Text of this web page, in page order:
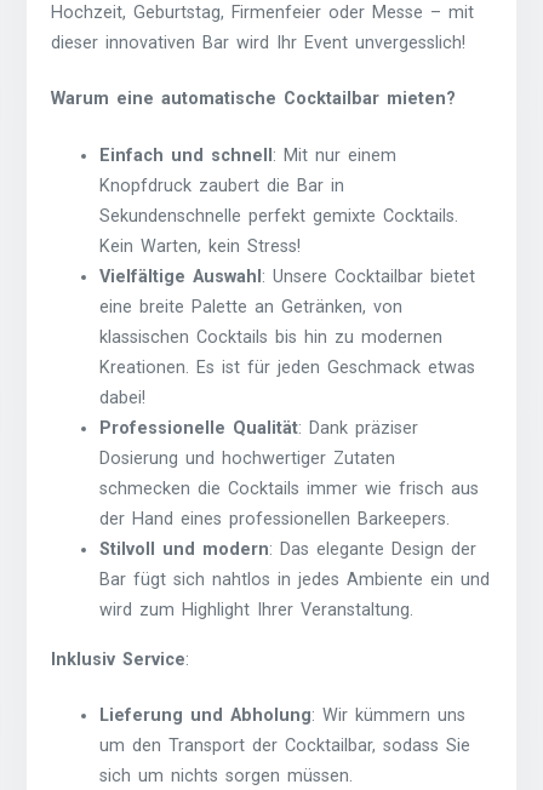
Hochzeit, Geburtstag, Firmenfeier oder Messe – mit
dieser innovativen Bar wird Ihr Event unvergesslich!
Warum eine automatische Cocktailbar mieten?
Einfach und schnell : Mit nur einem
Knopfdruck zaubert die Bar in
Sekundenschnelle perfekt gemixte Cocktails.
Kein Warten, kein Stress!
Vielfältige Auswahl : Unsere Cocktailbar bietet
eine breite Palette an Getränken, von
klassischen Cocktails bis hin zu modernen
Kreationen. Es ist für jeden Geschmack etwas
dabei!
Professionelle Qualität: Dank präziser
Dosierung und hochwertiger Zutaten
schmecken die Cocktails immer wie frisch aus
der Hand eines professionellen Barkeepers.
Stilvoll und modern: Das elegante Design der
Bar fügt sich nahtlos in jedes Ambiente ein und
wird zum Highlight Ihrer Veranstaltung.
Inklusiv Service:
Lieferung und Abholung: Wir kümmern uns
um den Transport der Cocktailbar, sodass Sie
sich um nichts sorgen müssen.